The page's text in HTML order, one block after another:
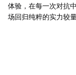
体验，在每一次对抗
场回归纯粹的实力较量